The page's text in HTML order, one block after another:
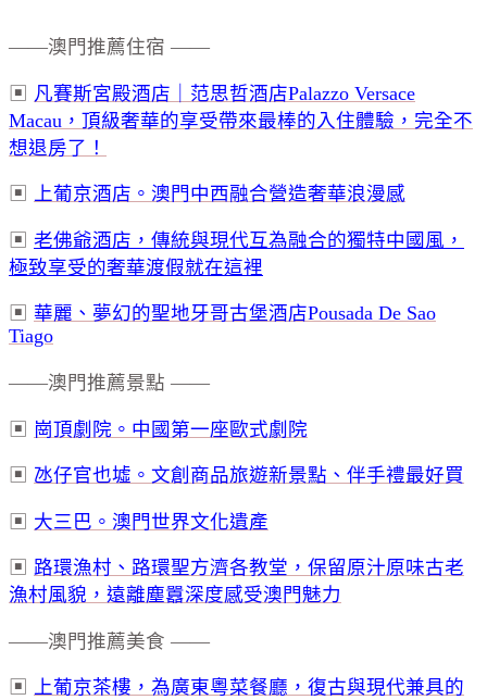
——澳門推薦住宿 ——
▣ 凡賽斯宮殿酒店｜范思哲酒店Palazzo Versace
Macau，頂級奢華的享受帶來最棒的入住體驗，完全不
想退房了！
▣ 上葡京酒店。澳門中西融合營造奢華浪漫感
▣ 老佛爺酒店，傳統與現代互為融合的獨特中國風，
極致享受的奢華渡假就在這裡
▣ 華麗、夢幻的聖地牙哥古堡酒店Pousada De Sao
Tiago
——澳門推薦景點 ——
▣ 崗頂劇院。中國第一座歐式劇院
▣ 氹仔官也墟。文創商品旅遊新景點、伴手禮最好買
▣ 大三巴。澳門世界文化遺產
▣ 路環漁村、路環聖方濟各教堂，保留原汁原味古老
漁村風貌，遠離塵囂深度感受澳門魅力
——澳門推薦美食 ——
▣ 上葡京茶樓，為廣東粵菜餐廳，復古與現代兼具的